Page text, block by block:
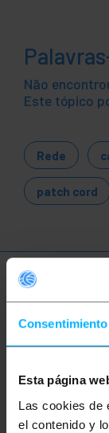
Consentimiento
Esta página
Las cookies de
el contenido y
Não
Este tópico
Rede
patch cord
Mais
Descrição
Carretel de
305 m.
Gbps (1000